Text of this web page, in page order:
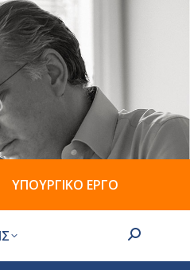
ΥΠΟΥΡΓΙΚΟ ΕΡΓΟ
Search: